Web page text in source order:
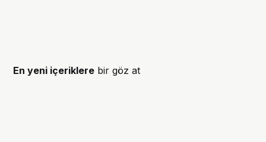
En yeni içeriklere bir göz at